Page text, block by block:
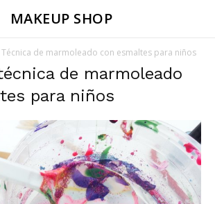
MAKEUP SHOP
Técnica de marmoleado con esmaltes para niños
de marmoleado
para niños